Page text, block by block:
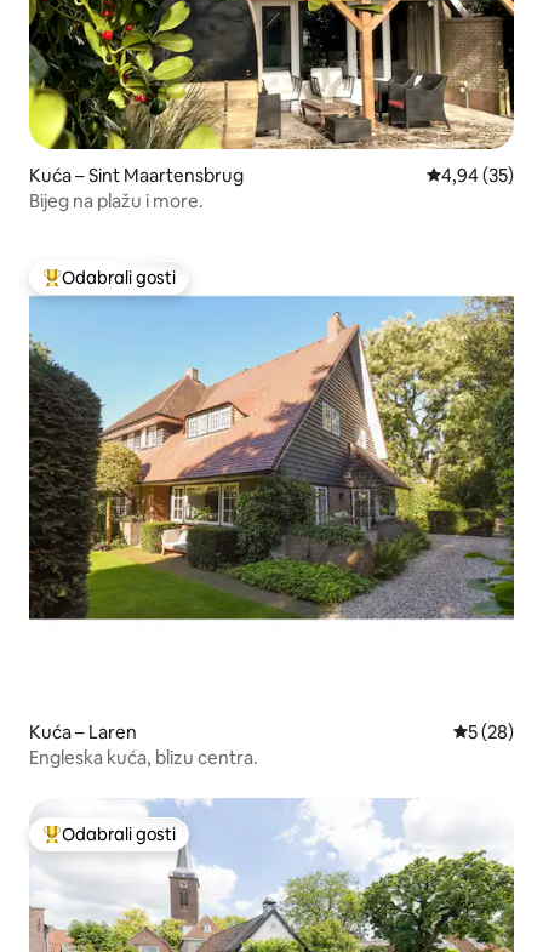
Kuća – Sint Maartensbrug Prosječna
4,94 (35)
Bijeg na plažu i more.
Među najviše rangiranima s oznakom „Odabrali gosti”
Odabrali gosti
Kuća – Laren Prosječna
5 (28)
Engleska kuća, blizu centra.
Među najviše rangiranima s oznakom „Odabrali gosti”
Odabrali gosti